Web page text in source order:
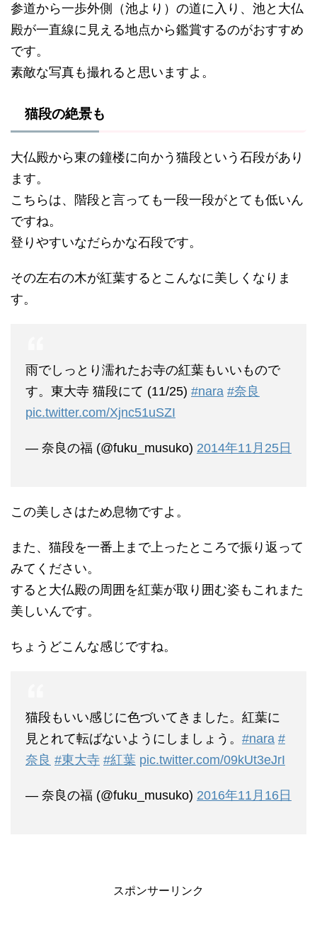
参道から一歩外側（池より）の道に入り、池と大仏
殿が一直線に見える地点から鑑賞するのがおすすめ
です。
素敵な写真も撮れると思いますよ。
猫段の絶景も
大仏殿から東の鐘楼に向かう猫段という石段があり
ます。
こちらは、階段と言っても一段一段がとても低いん
ですね。
登りやすいなだらかな石段です。
その左右の木が紅葉するとこんなに美しくなりま
す。
雨でしっとり濡れたお寺の紅葉もいいもので
す。東大寺 猫段にて (11/25) #nara #奈良
pic.twitter.com/Xjnc51uSZI
— 奈良の福 (@fuku_musuko) 2014年11月25日
この美しさはため息物ですよ。
また、猫段を一番上まで上ったところで振り返って
みてください。
すると大仏殿の周囲を紅葉が取り囲む姿もこれまた
美しいんです。
ちょうどこんな感じですね。
猫段もいい感じに色づいてきました。紅葉に
見とれて転ばないようにしましょう。 #nara #
奈良 #東大寺 #紅葉 pic.twitter.com/09kUt3eJrI
— 奈良の福 (@fuku_musuko) 2016年11月16日
スポンサーリンク